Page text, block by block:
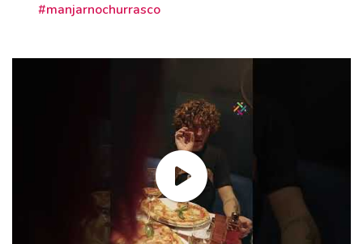
#manjarnochurrasco